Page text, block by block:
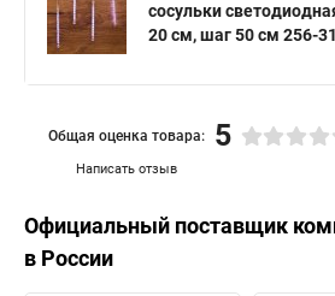
сосульки
20 см, шаг 50 см 256-
Написать отзыв
Общая оценка товара: 5
Официальный поставщик
в России